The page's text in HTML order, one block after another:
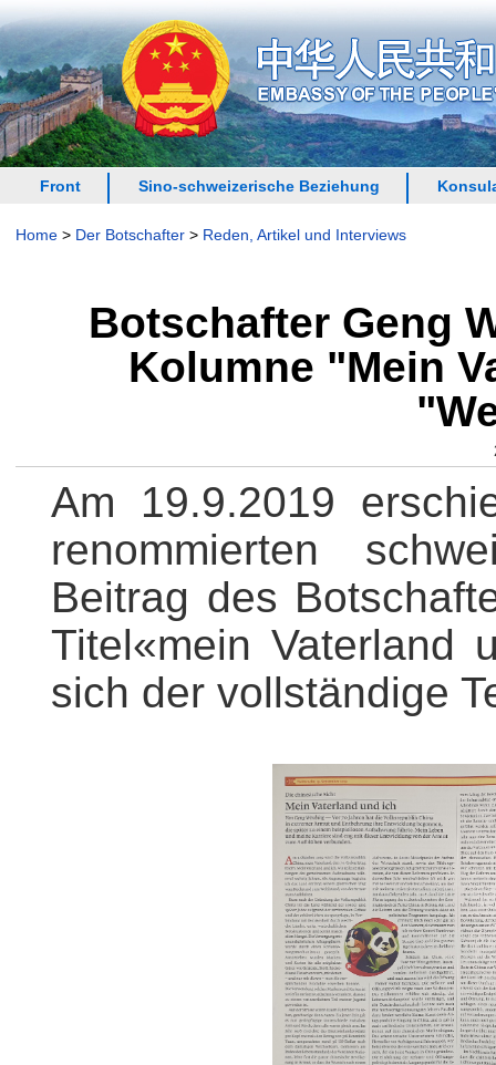
Front Sino-schweizerische Beziehung
Home > Der Botschafter > Reden, Artikel und Interviews
Botschafter Geng
Kolumne "Mein
Am 19.9.2019
renommierten
Beitrag des
Titel«mein Vaterland
sich der vollständige